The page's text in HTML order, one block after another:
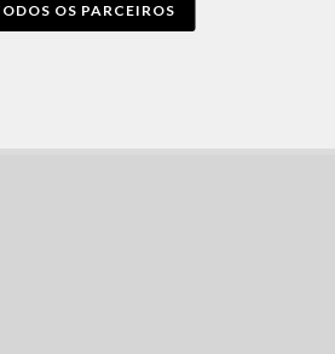
OS PARCEIROS